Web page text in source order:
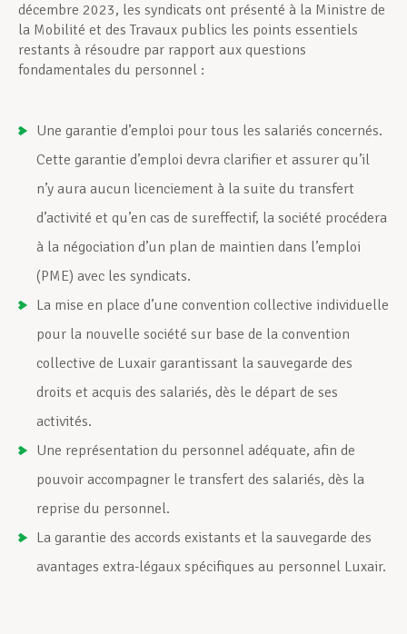
décembre 2023, les syndicats ont présenté à la Ministre de
la Mobilité et des Travaux publics les points essentiels
restants à résoudre par rapport aux questions
fondamentales du personnel :
Une garantie d’emploi pour tous les salariés concernés.
Cette garantie d’emploi devra clarifier et assurer qu’il
n’y aura aucun licenciement à la suite du transfert
d’activité et qu’en cas de sureffectif, la société procédera
à la négociation d’un plan de maintien dans l’emploi
(PME) avec les syndicats.
La mise en place d’une convention collective individuelle
pour la nouvelle société sur base de la convention
collective de Luxair garantissant la sauvegarde des
droits et acquis des salariés, dès le départ de ses
activités.
Une représentation du personnel adéquate, afin de
pouvoir accompagner le transfert des salariés, dès la
reprise du personnel.
La garantie des accords existants et la sauvegarde des
avantages extra-légaux spécifiques au personnel Luxair.